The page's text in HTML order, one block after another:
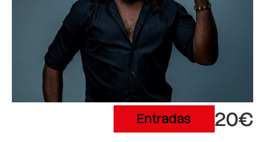
Entradas 20€